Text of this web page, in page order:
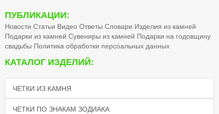
ПУБЛИКАЦИИ:
Новости Статьи Видео Ответы Словари Изделия из камней
Подарки из камней Сувениры из камней Подарки на годовщину
свадьбы Политика обработки персоальных данных
КАТАЛОГ ИЗДЕЛИЙ:
ЧЕТКИ ИЗ КАМНЯ
ЧЕТКИ ПО ЗНАКАМ ЗОДИАКА